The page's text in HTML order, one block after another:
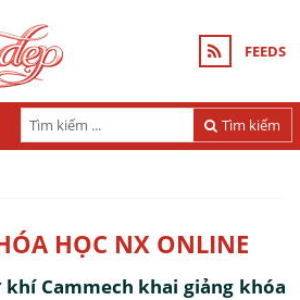
FEEDS
Tìm kiếm
HỌC NX ONLINE
Cammech khai giảng khóa